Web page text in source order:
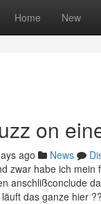
Home New
on
ago News
zwar habe ich
anschlißconclude
das ganze hier